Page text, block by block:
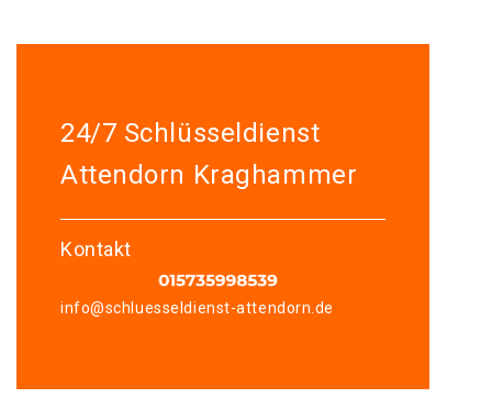
24/7 Schlüsseldienst
Attendorn Kraghammer
Kontakt
info@schluesseldienst-attendorn.de